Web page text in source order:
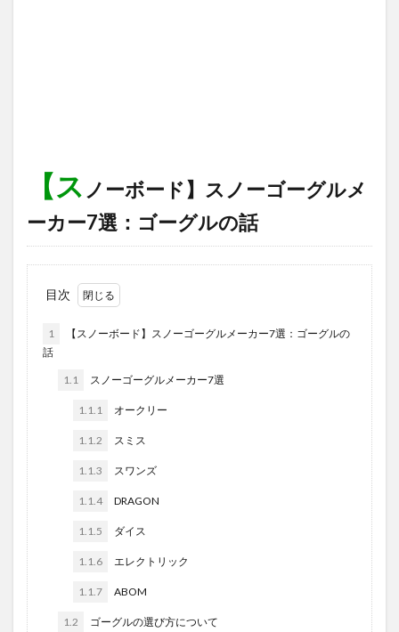
【ス ノーボード】スノーゴーグルメ
ーカー7選：ゴーグルの話
目次
1
【スノーボード】スノーゴーグルメーカー7選：ゴーグルの
話
1.1 スノーゴーグルメーカー7選
1.1.1 オークリー
1.1.2 スミス
1.1.3 スワンズ
1.1.4 DRAGON
1.1.5 ダイス
1.1.6 エレクトリック
1.1.7 ABOM
1.2 ゴーグルの選び方について